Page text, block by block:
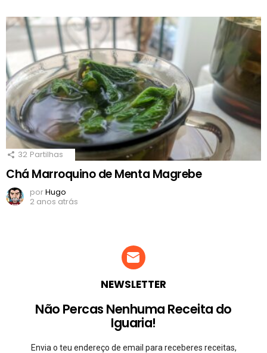
32 Partilhas
Chá Marroquino de Menta Magrebe
porHugo
2 anos atrás
NEWSLETTER
Não Percas Nenhuma Receita do
Iguaria!
Envia o teu endereço de email para receberes receitas,